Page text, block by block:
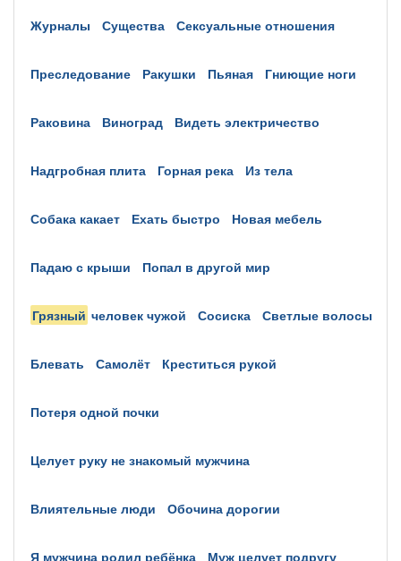
журналы существа сексуальные отношения
преследование ракушки пьяная гниющие ноги
раковина виноград видеть электричество
надгробная плита горная река из тела
собака какает ехать быстро новая мебель
падаю с крыши попал в другой мир
грязный человек чужой сосиска светлые волосы
блевать самолёт креститься рукой
потеря одной почки
целует руку не знакомый мужчина
влиятельные люди обочина дорогии
я мужчина родил ребёнка муж целует подругу